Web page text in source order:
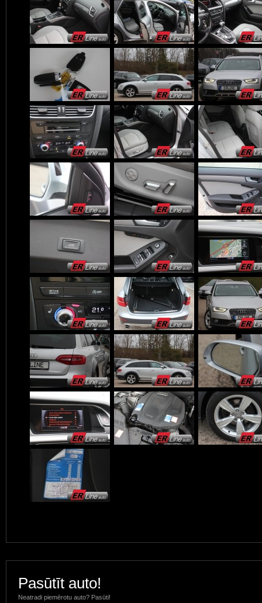
Pasūtīt auto!
Neatradi piemērotu auto? Pasūti!